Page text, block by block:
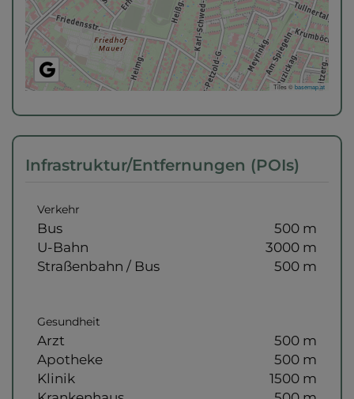
Tiles ©basemap.at
Infrastruktur/Entfernungen (POIs)
Verkehr
Bus
500 m
U-Bahn
3000 m
Straßenbahn / Bus
500 m
Gesundheit
Arzt
500 m
Apotheke
500 m
Klinik
1500 m